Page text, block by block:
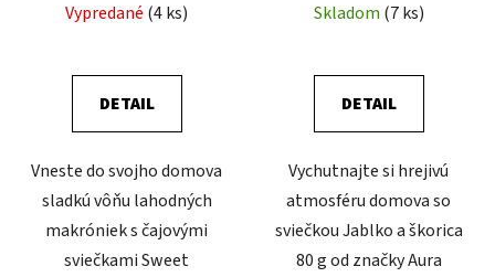
Vypredané (4 ks)
DETAIL
Vneste do svojho domova
sladkú vôňu lahodných
makróniek s čajovými
sviečkami Sweet
Skladom (7 ks)
DETAIL
Vychutnajte si hrejivú
atmosféru domova so
sviečkou Jablko a škorica
80 g od značky Aura